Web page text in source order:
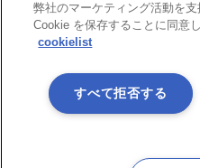
ソーシャ
弊社のマーケティング活動を
Cookie を保存することに同意
cookielist
すべて拒否する